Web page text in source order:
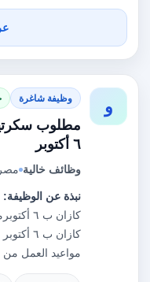
و وظيفة شاغرة
مطلوب
٦ أكتوبر
وظائف خالية مصر
نبذة عن الوظيفة:
كازان
كازان
مواعيد العمل